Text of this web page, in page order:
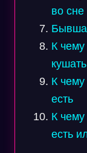
во сне
К
кушать
К чему
есть
К чему
есть